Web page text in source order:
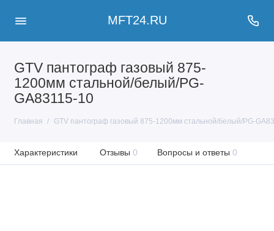
MFT24.RU
GTV пантограф газовый 875-
1200мм стальной/белый/PG-
GA83115-10
Главная GTV пантограф газовый 875-1200мм стальной/белый/PG-
Характеристики Отзывы 0 Вопросы и ответы 0